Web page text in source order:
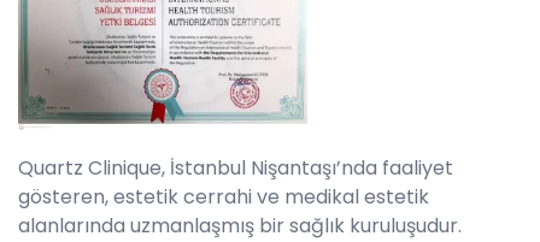
Quartz Clinique, İstanbul Nişantaşı’nda faaliyet
gösteren, estetik cerrahi ve medikal estetik
alanlarında uzmanlaşmış bir sağlık kuruluşudur.